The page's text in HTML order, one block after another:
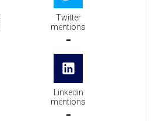
Twitter
mentions
-
Linkedin
mentions
-